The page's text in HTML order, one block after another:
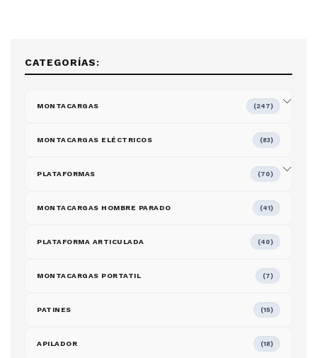
CATEGORÍAS:
MONTACARGAS (247)
MONTACARGAS ELÉCTRICOS (83)
PLATAFORMAS (70)
MONTACARGAS HOMBRE PARADO (41)
PLATAFORMA ARTICULADA (40)
MONTACARGAS PORTATIL (7)
PATINES (15)
APILADOR (18)